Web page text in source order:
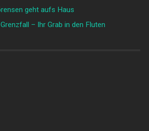
geht aufs Haus
– Ihr Grab in den Fluten